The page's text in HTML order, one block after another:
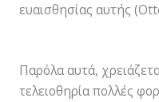
ευαισθησίας αυτής
Παρόλα αυτά,
τελειοθηρία πολλές